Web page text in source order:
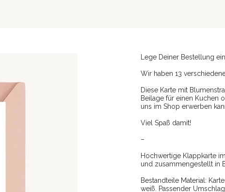
Lege Deiner Bestellung
Wir haben13
Diese Karte mit
Beilage für einen Kuchen
uns im Shop erwerben
Viel Spaß damit!
–
Hochwertige Klappkarte
und zusammengestellt in
Bestandteile Material:
weiß. Passender